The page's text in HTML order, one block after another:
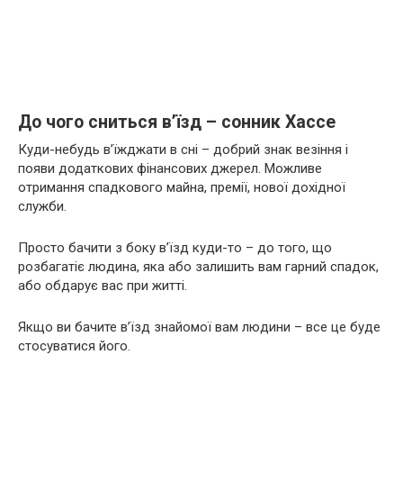
До чого сниться в’їзд – сонник Хассе
Куди-небудь в’їжджати в сні – добрий знак везіння і
появи додаткових фінансових джерел. Можливе
отримання спадкового майна, премії, нової дохідної
служби.
Просто бачити з боку в’їзд куди-то – до того, що
розбагатіє людина, яка або залишить вам гарний спадок,
або обдарує вас при житті.
Якщо ви бачите в’їзд знайомої вам людини – все це буде
стосуватися його.